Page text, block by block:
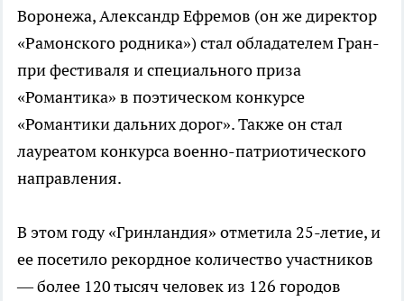
Воронежа, Александр Ефремов (он же директор
«Рамонского родника») стал обладателем Гран-
при фестиваля и специального приза
«Романтика» в поэтическом конкурсе
«Романтики дальних дорог». Также он стал
лауреатом конкурса военно-патриотического
направления.
В этом году «Гринландия» отметила 25-летие, и
ее посетило рекордное количество участников
— более 120 тысяч человек из 126 городов